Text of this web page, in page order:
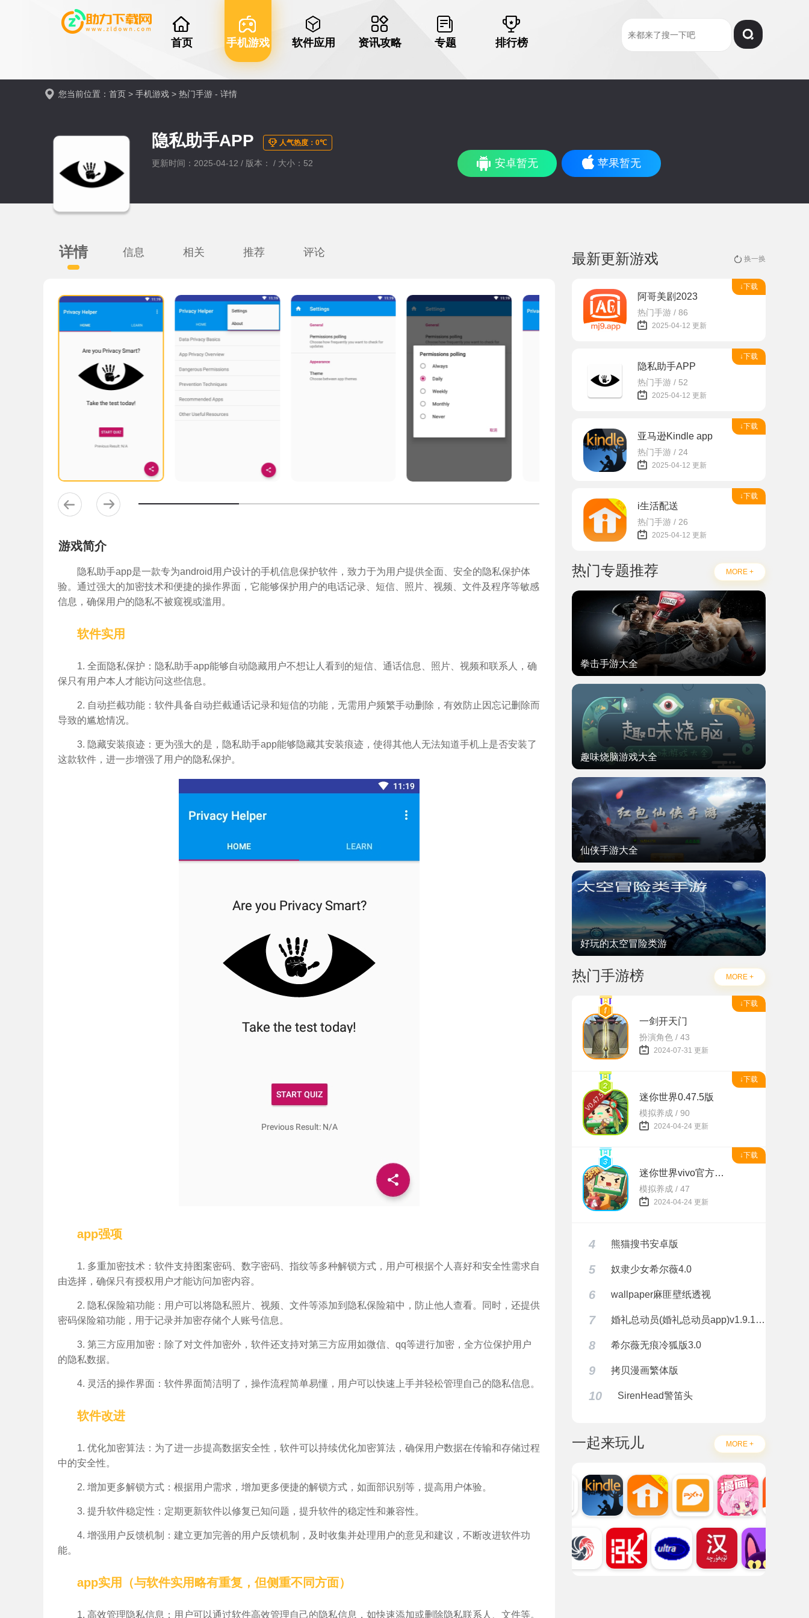
首页 手机游戏 软件应用 资讯攻略 专题 排行榜
您当前位置： 首页 > 手机游戏 > 热门手游 - 详情
隐私助手APP 人气热度：0℃
更新时间：2025-04-12 / 版本： / 大小：52 安卓暂无 苹果暂无
详情 信息 相关 推荐 评论
游戏简介
隐私助手app是一款专为android用户设计的手机信息保护软件，致力于为用户提供全面、安全的隐私保护体
验。通过强大的加密技术和便捷的操作界面，它能够保护用户的电话记录、短信、照片、视频、文件及程序等敏感
信息，确保用户的隐私不被窥视或滥用。
软件实用
1. 全面隐私保护：隐私助手app能够自动隐藏用户不想让人看到的短信、通话信息、照片、视频和联系人，确
保只有用户本人才能访问这些信息。
2. 自动拦截功能：软件具备自动拦截通话记录和短信的功能，无需用户频繁手动删除，有效防止因忘记删除而
导致的尴尬情况。
3. 隐藏安装痕迹：更为强大的是，隐私助手app能够隐藏其安装痕迹，使得其他人无法知道手机上是否安装了
这款软件，进一步增强了用户的隐私保护。
app强项
1. 多重加密技术：软件支持图案密码、数字密码、指纹等多种解锁方式，用户可根据个人喜好和安全性需求自
由选择，确保只有授权用户才能访问加密内容。
2. 隐私保险箱功能：用户可以将隐私照片、视频、文件等添加到隐私保险箱中，防止他人查看。同时，还提供
密码保险箱功能，用于记录并加密存储个人账号信息。
3. 第三方应用加密：除了对文件加密外，软件还支持对第三方应用如微信、qq等进行加密，全方位保护用户
的隐私数据。
4. 灵活的操作界面：软件界面简洁明了，操作流程简单易懂，用户可以快速上手并轻松管理自己的隐私信息。
软件改进
1. 优化加密算法：为了进一步提高数据安全性，软件可以持续优化加密算法，确保用户数据在传输和存储过程
中的安全性。
2. 增加更多解锁方式：根据用户需求，增加更多便捷的解锁方式，如面部识别等，提高用户体验。
3. 提升软件稳定性：定期更新软件以修复已知问题，提升软件的稳定性和兼容性。
4. 增强用户反馈机制：建立更加完善的用户反馈机制，及时收集并处理用户的意见和建议，不断改进软件功
能。
app实用（与软件实用略有重复，但侧重不同方面）
1. 高效管理隐私信息：用户可以通过软件高效管理自己的隐私信息，如快速添加或删除隐私联系人、文件等。
最新更新游戏 换一换
↓下载
阿哥美剧2023
热门手游 / 86
2025-04-12 更新
↓下载
隐私助手APP
热门手游 / 52
2025-04-12 更新
↓下载
亚马逊Kindle app
热门手游 / 24
2025-04-12 更新
↓下载
i生活配送
热门手游 / 26
2025-04-12 更新
热门专题推荐 MORE +
拳击手游大全
趣味烧脑游戏大全
仙侠手游大全
好玩的太空冒险类游
热门手游榜 MORE +
↓下载
一剑开天门
扮演角色 / 43
2024-07-31 更新
↓下载
迷你世界0.47.5版
模拟养成 / 90
2024-04-24 更新
↓下载
迷你世界vivo官方正版
模拟养成 / 47
2024-04-24 更新
4 熊猫搜书安卓版
5 奴隶少女希尔薇4.0
6 wallpaper麻匪壁纸透视
7 婚礼总动员(婚礼总动员app)v1.9.1 安卓正式版
8 希尔薇无痕冷狐版3.0
9 拷贝漫画繁体版
10 SirenHead警笛头
一起来玩儿 MORE +